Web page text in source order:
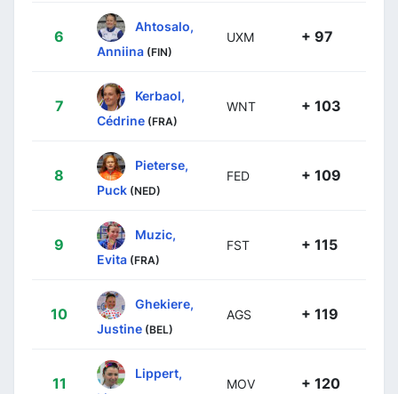
6
Ahtosalo,
Anniina (FIN)
UXM + 97
7
Kerbaol,
Cédrine (FRA)
WNT + 103
8
Pieterse,
Puck (NED)
FED + 109
9
Muzic,
Evita (FRA)
FST + 115
10
Ghekiere,
Justine (BEL)
AGS + 119
11
Lippert,
MOV + 120